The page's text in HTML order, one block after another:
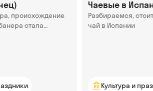
происхождение
стала
Чаевые в
Разбираемся,
чай в Испании
Культура и